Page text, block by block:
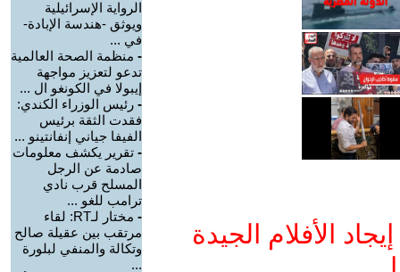
الأفلام الجيدة
الرواية الإسرائيلية
ويوثق -هندسة الإبادة-
في ...
- منظمة الصحة العالمية
تدعو لتعزيز مواجهة
إيبولا في الكونغو ال ...
- رئيس الوزراء الكندي:
فقدت الثقة برئيس
الفيفا جياني إنفانتينو ...
- تقرير يكشف معلومات
صادمة عن الرجل
المسلح قرب نادي
ترامب للغو ...
-
مختار لـRT: لقاء
مرتقب بين عقيلة صالح
وتكالة والمنفي لبلورة
...